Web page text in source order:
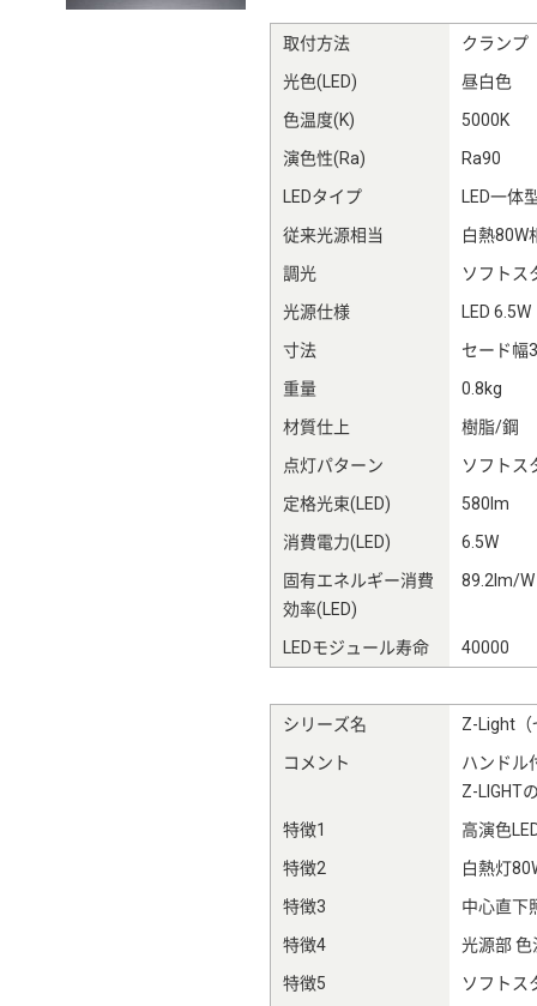
取付方法
クランプ
光色(LED)
昼白色
色温度(K)
5000K
演色性(Ra)
Ra90
LEDタイプ
LED一体
従来光源相当
白熱80W
調光
ソフトス
光源仕様
LED 6.5W
寸法
セード幅
重量
0.8kg
材質仕上
樹脂/鋼
点灯パターン
ソフトス
定格光束(LED)
580lm
消費電力(LED)
6.5W
固有エネルギー消費
効率(LED)
89.2lm/W
LEDモジュール寿命 40000
シリーズ名
Z-Light（
コメント
ハンドル
Z-LIGHT
特徴1
高演色
特徴2
白熱灯
特徴3
中心直下
特徴4
光源部 色
特徴5
ソフトス